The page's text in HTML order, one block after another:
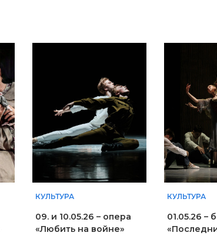
КУЛЬТУРА
09. и 10.05.26 – опера
«Любить на войне»
КУЛЬТУРА
01.05.26 –